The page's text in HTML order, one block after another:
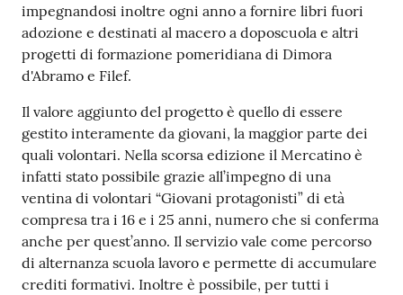
impegnandosi inoltre ogni anno a fornire libri fuori
adozione e destinati al macero a doposcuola e altri
progetti di formazione pomeridiana di Dimora
d'Abramo e Filef.
Il valore aggiunto del progetto è quello di essere
gestito interamente da giovani, la maggior parte dei
quali volontari. Nella scorsa edizione il Mercatino è
infatti stato possibile grazie all’impegno di una
ventina di volontari “Giovani protagonisti” di età
compresa tra i 16 e i 25 anni, numero che si conferma
anche per quest’anno. Il servizio vale come percorso
di alternanza scuola lavoro e permette di accumulare
crediti formativi. Inoltre è possibile, per tutti i